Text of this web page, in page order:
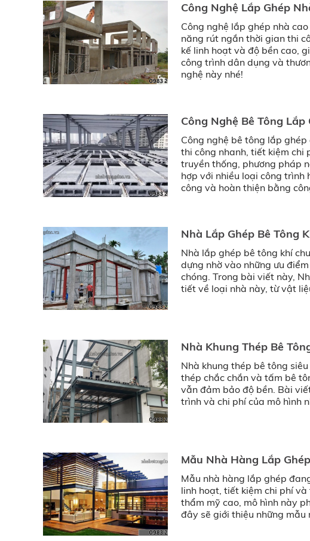
Công Nghệ Lắp Ghép
Công nghệ lắp ghép nhà
năng rút ngắn thời gian thi
kế linh hoạt và độ bền cao,
công trình dân dụng và
nghệ này nhé!
Công Nghệ Bê Tông
Công nghệ bê tông lắp
thi công nhanh, tiết kiệm chi
truyền thống, phương pháp
hợp với nhiều loại công trình
công và hoàn thiện bằng
Nhà Lắp Ghép Bê Tông
Nhà lắp ghép bê tông khí
dựng nhờ vào những ưu
chóng. Trong bài viết này,
tiết về loại nhà này, từ vật
Nhà Khung Thép Bê
Nhà khung thép bê tông
thép chắc chắn và tấm bê
vẫn đảm bảo độ bền. Bài
trình và chi phí của mô hình
Mẫu Nhà Hàng Lắp
Mẫu nhà hàng lắp ghép
linh hoạt, tiết kiệm chi phí
thẩm mỹ cao, mô hình này
đây sẽ giới thiệu những